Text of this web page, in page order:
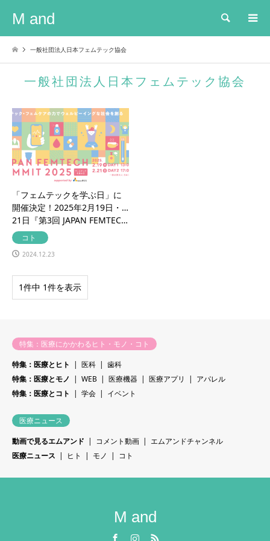
M and 検索
一般社団法人日本フェムテック協会
一般社団法人日本フェムテック協会
「フェムテックを学ぶ日」に
開催決定！2025年2月19日・
21日『第3回 JAPAN FEMTEC…
コト
2024.12.23
1件中 1件を表示
特集：医療にかかわるヒト・モノ・コト
特集：医療とヒト
医科
歯科
特集：医療とモノ
WEB 医療機器 医療アプリ
アパレル
特集：医療とコト
学会 イベント
医療ニュース
動画で見るエムアンド
コメント動画
エムアンドチャンネル
医療ニュース
ヒト モノ コト
M and